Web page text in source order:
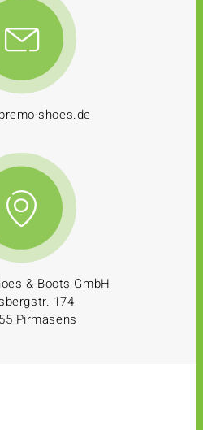
shoes.de
& Boots GmbH
174
Pirmasens